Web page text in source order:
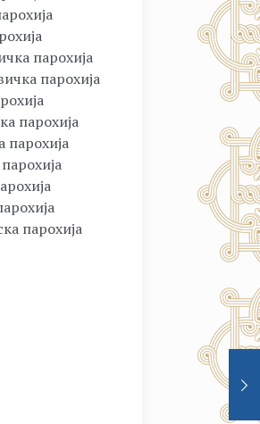
парохија
парохија
парохија
парохија
парохија